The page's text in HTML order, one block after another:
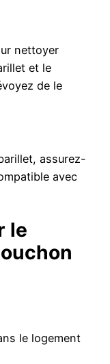
nettoyer
et le
de le
assurez-
avec
le
le logement